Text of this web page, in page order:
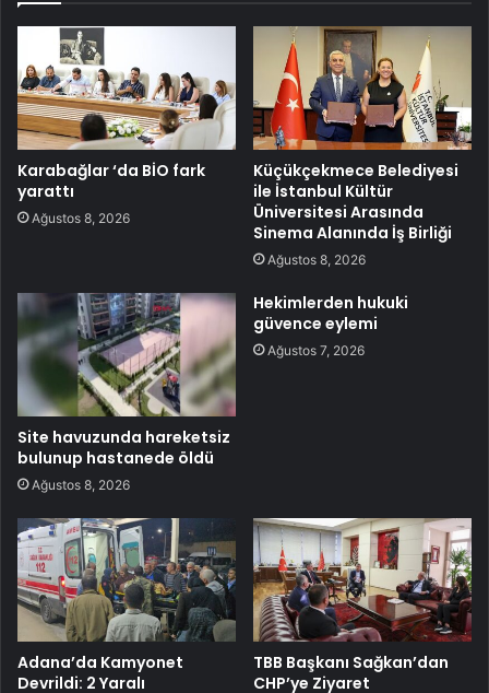
Karabağlar ‘da BİO fark
yarattı
Ağustos 8, 2026
Küçükçekmece Belediyesi
ile İstanbul Kültür
Üniversitesi Arasında
Sinema Alanında İş Birliği
Ağustos 8, 2026
Site havuzunda hareketsiz
bulunup hastanede öldü
Ağustos 8, 2026
Hekimlerden hukuki
güvence eylemi
Ağustos 7, 2026
Adana’da Kamyonet
Devrildi: 2 Yaralı
TBB Başkanı Sağkan’dan
CHP’ye Ziyaret